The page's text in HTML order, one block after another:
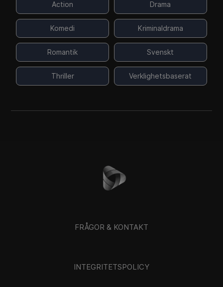
Action Drama
Komedi Kriminaldrama
Romantik Svenskt
Thriller Verklighetsbaserat
FRÅGOR & KONTAKT
INTEGRITETSPOLICY